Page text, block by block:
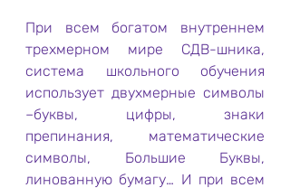
При всем богатом внутреннем
трехмерном мире СДВ-шника,
система школьного обучения
использует двухмерные символы
–буквы, цифры, знаки
препинания, математические
символы, Большие Буквы,
линованную бумагу… И при всем